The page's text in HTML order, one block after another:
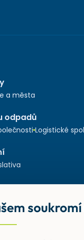
a města
odpadů
Logistické